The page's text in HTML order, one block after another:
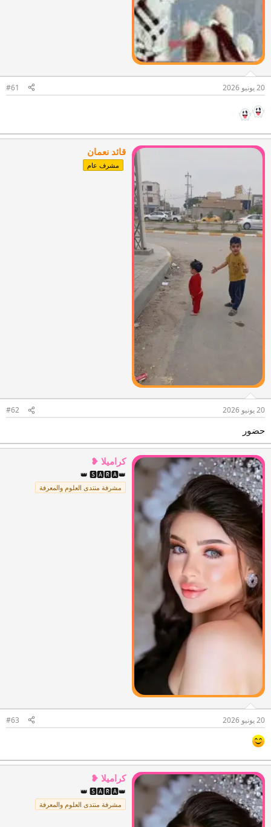
20 يونيو 2026 #61
قائد نعمان
مشرف عام
20 يونيو 2026 #62
حضور
كراميلا ❥
👑 🆂🅰🆁🅰👑
مشرفة منتدى العلوم والمعرفة
20 يونيو 2026 #63
كراميلا ❥
👑 🆂🅰🆁🅰👑
مشرفة منتدى العلوم والمعرفة